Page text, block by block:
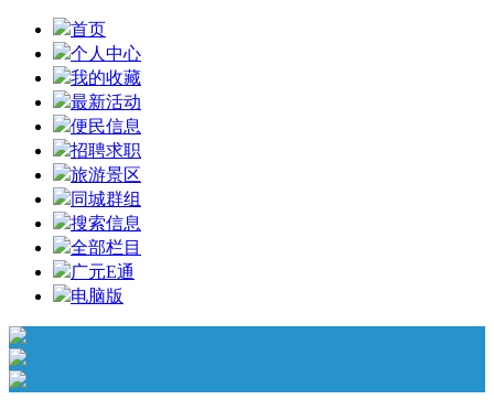
首页
个人中心
我的收藏
最新活动
便民信息
招聘求职
旅游景区
同城群组
搜索信息
全部栏目
广元E通
电脑版